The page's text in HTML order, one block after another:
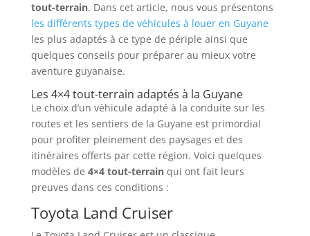
tout-terrain. Dans cet article, nous vous présentons
les différents types de véhicules à louer en Guyane
les plus adaptés à ce type de périple ainsi que
quelques conseils pour préparer au mieux votre
aventure guyanaise.
Les 4×4 tout-terrain adaptés à la Guyane
Le choix d’un véhicule adapté à la conduite sur les
routes et les sentiers de la Guyane est primordial
pour profiter pleinement des paysages et des
itinéraires offerts par cette région. Voici quelques
modèles de 4×4 tout-terrainqui ont fait leurs
preuves dans ces conditions :
Toyota Land Cruiser